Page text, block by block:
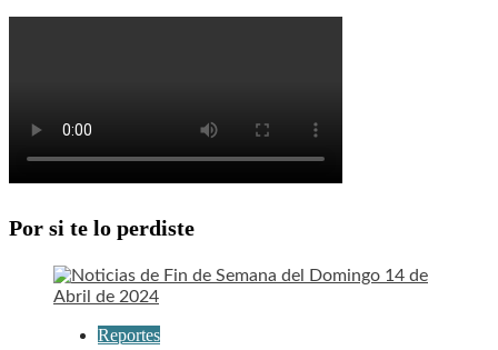
Por si te lo perdiste
Reportes